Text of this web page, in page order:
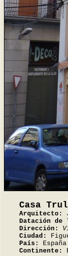
Casa
Arquitecto:
Datación de
Dirección:
Ciudad:
País:
España
Continente: